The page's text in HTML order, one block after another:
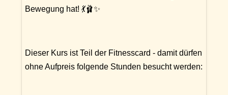
Bewegung hat! 💃🩰✨
Dieser Kurs ist Teil der Fitnesscard - damit dürfen
ohne Aufpreis folgende Stunden besucht werden: